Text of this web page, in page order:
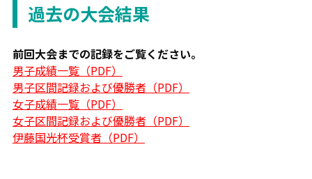
過去の大会結果
前回大会までの記録をご覧ください。
男子成績一覧（PDF）
男子区間記録および優勝者（PDF）
女子成績一覧（PDF）
女子区間記録および優勝者（PDF）
伊藤国光杯受賞者（PDF）